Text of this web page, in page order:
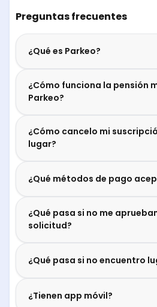
Preguntas frecuentes
¿Qué es Parkeo?
¿Cómo funciona la pensión
Parkeo?
¿Cómo cancelo mi
lugar?
¿Qué métodos de pago
¿Qué pasa si no me
solicitud?
¿Qué pasa si no encuentro
¿Tienen app móvil?